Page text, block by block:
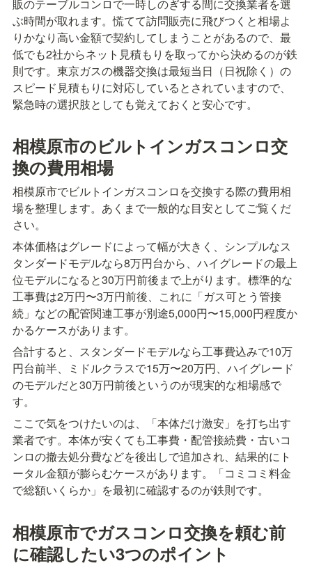
販のテーブルコンロで一時しのぎする間に交換業者を選
ぶ時間が取れます。慌てて訪問販売に飛びつくと相場よ
りかなり高い金額で契約してしまうことがあるので、最
低でも2社からネット見積もりを取ってから決めるのが鉄
則です。東京ガスの機器交換は最短当日（日祝除く）の
スピード見積もりに対応しているとされていますので、
緊急時の選択肢としても覚えておくと安心です。
相模原市のビルトインガスコンロ交
換の費用相場
相模原市でビルトインガスコンロを交換する際の費用相
場を整理します。あくまで一般的な目安としてご覧くだ
さい。
本体価格はグレードによって幅が大きく、シンプルなス
タンダードモデルなら8万円台から、ハイグレードの最上
位モデルになると30万円前後まで上がります。標準的な
工事費は2万円〜3万円前後、これに「ガス可とう管接
続」などの配管関連工事が別途5,000円〜15,000円程度か
かるケースがあります。
合計すると、スタンダードモデルなら工事費込みで10万
円台前半、ミドルクラスで15万〜20万円、ハイグレード
のモデルだと30万円前後というのが現実的な相場感で
す。
ここで気をつけたいのは、「本体だけ激安」を打ち出す
業者です。本体が安くても工事費・配管接続費・古いコ
ンロの撤去処分費などを後出しで追加され、結果的にト
ータル金額が膨らむケースがあります。「コミコミ料金
で総額いくらか」を最初に確認するのが鉄則です。
相模原市でガスコンロ交換を頼む前
に確認したい3つのポイント